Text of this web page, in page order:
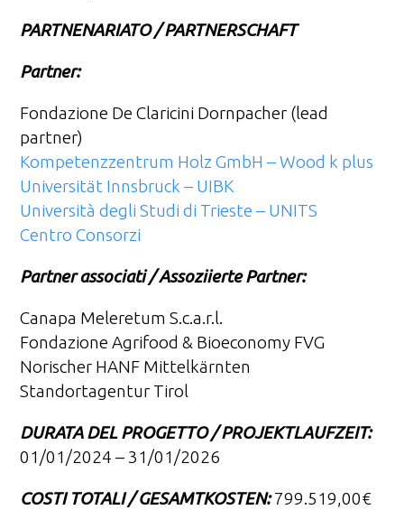
PARTNENARIATO / PARTNERSCHAFT
Partner:
Fondazione De Claricini Dornpacher (lead
partner)
Kompetenzzentrum Holz GmbH – Wood k plus
Universität Innsbruck – UIBK
Università degli Studi di Trieste – UNITS
Centro Consorzi
Partner associati / Assoziierte Partner:
Canapa Meleretum S.c.a.r.l.
Fondazione Agrifood & Bioeconomy FVG
Norischer HANF Mittelkärnten
Standortagentur Tirol
DURATA DEL PROGETTO / PROJEKTLAUFZEIT:
01/01/2024 – 31/01/2026
COSTI TOTALI / GESAMTKOSTEN:799.519,00€